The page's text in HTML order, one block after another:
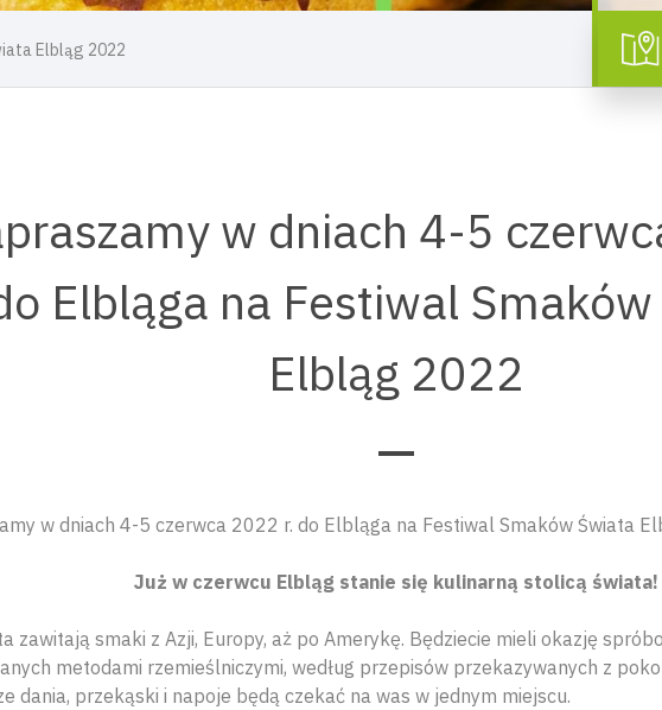
Elbląg 2022
w dniach 4-5
Elbląga na Festiwal
Elbląg 2022
w dniach 4-5 czerwca 2022 r. do Elbląga na Festiwal Smaków Świata
Już w czerwcu Elbląg stanie się kulinarną stolicą świata!
zawitają smaki z Azji, Europy, aż po Amerykę. Będziecie mieli okazję
metodami rzemieślniczymi, według przepisów przekazywanych z
dania, przekąski i napoje będą czekać na was w jednym miejscu.